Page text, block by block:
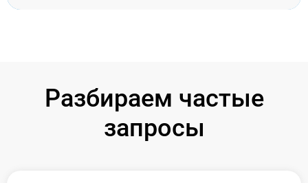
Разбираем частые
запросы